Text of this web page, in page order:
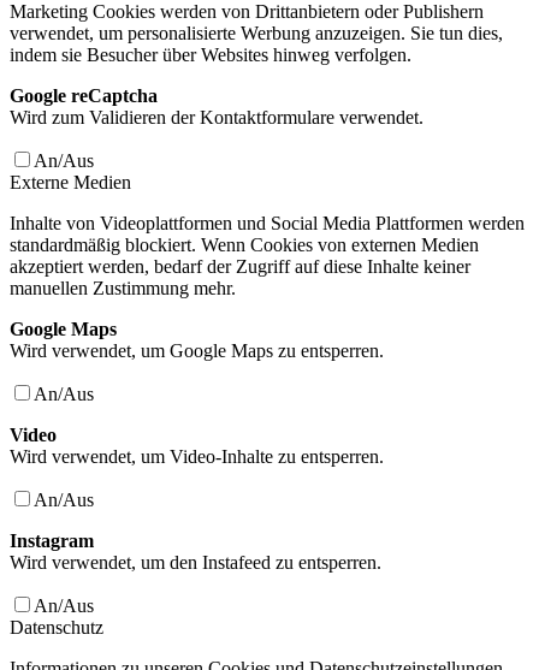
Marketing Cookies werden von Drittanbietern oder Publishern
verwendet, um personalisierte Werbung anzuzeigen. Sie tun dies,
indem sie Besucher über Websites hinweg verfolgen.
Google reCaptcha
Wird zum Validieren der Kontaktformulare verwendet.
An/Aus
Externe Medien
Inhalte von Videoplattformen und Social Media Plattformen werden
standardmäßig blockiert. Wenn Cookies von externen Medien
akzeptiert werden, bedarf der Zugriff auf diese Inhalte keiner
manuellen Zustimmung mehr.
Google Maps
Wird verwendet, um Google Maps zu entsperren.
An/Aus
Video
Wird verwendet, um Video-Inhalte zu entsperren.
An/Aus
Instagram
Wird verwendet, um den Instafeed zu entsperren.
An/Aus
Datenschutz